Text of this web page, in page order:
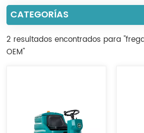
Español
Português
Indonesia
CATEGORÍAS
2 resultados encontrados para
OEM"